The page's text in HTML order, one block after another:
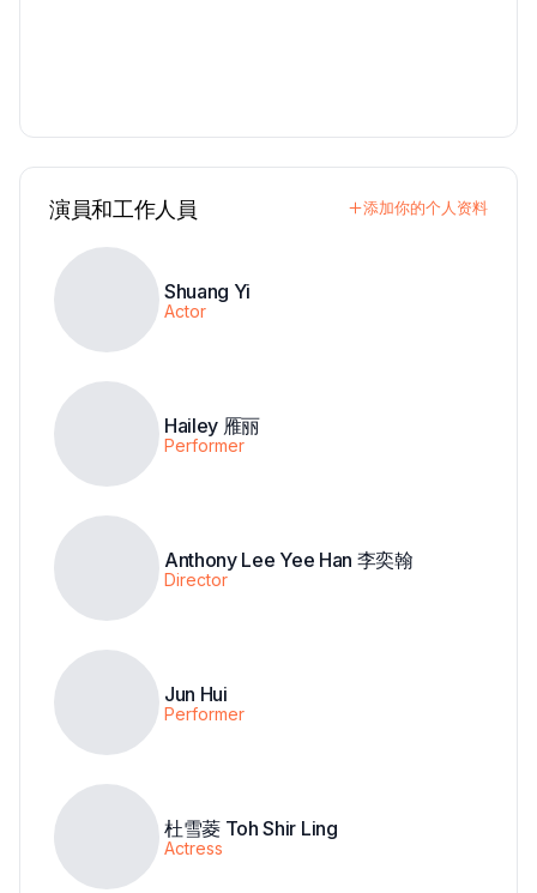
演員和工作人員 添加你的个人资料
Shuang Yi
Actor
Hailey 雁丽
Performer
Anthony Lee Yee Han 李奕翰
Director
Jun Hui
Performer
杜雪菱 Toh Shir Ling
Actress